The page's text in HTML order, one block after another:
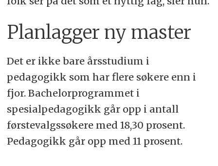
Planlagger ny master
Det er ikke bare årsstudium i
pedagogikk som har flere søkere enn i
fjor. Bachelorprogrammet i
spesialpedagogikk går opp i antall
førstevalgssøkere med 18,30 prosent.
Pedagogikk går opp med 11 prosent.